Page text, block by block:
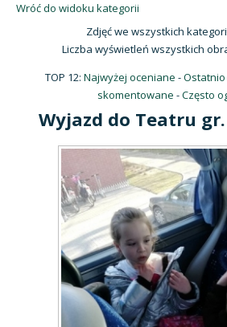
Wróć do widoku kategorii
Zdjęć we wszystkich
Liczba wyświetleń wszystkich
TOP 12: Najwyżej oceniane -
skomentowane -Często
Wyjazd do Teatru gr.